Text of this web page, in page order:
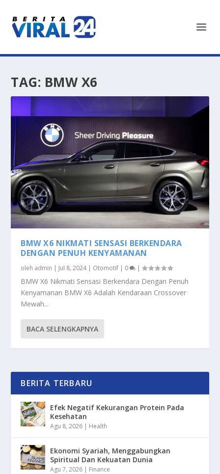
TAG: BMW X6
BMW X6 NIKMATI SENSASI BERKENDARA
DENGAN PENUH KENYAMANAN
oleh admin | Jul 8, 2024| Otomotif | 0 |
BMW X6 Nikmati Sensasi Berkendara Dengan Penuh
Kenyamanan BMW X6 Adalah Kendaraan Crossover
Mewah...
BACA SELENGKAPNYA
BERITA TERBARU
Efek Negatif Kekurangan Protein Pada
Kesehatan
Agu 8, 2026 | Health
Ekonomi Syariah, Menggabungkan
Spiritual Dan Kekuatan Dunia
Agu 7, 2026 | Finance